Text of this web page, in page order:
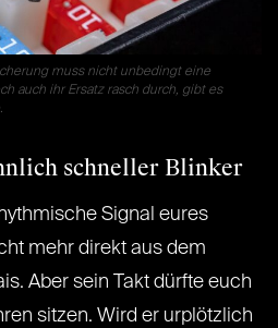
muss nicht unbedingt eine
auch ihr Ersatz rasch durch, gibt es
schneller Blinker
Signal eures
mehr direkt aus dem
Aber sein Takt dürfte euch
sitzen. Wird er urplötzlich